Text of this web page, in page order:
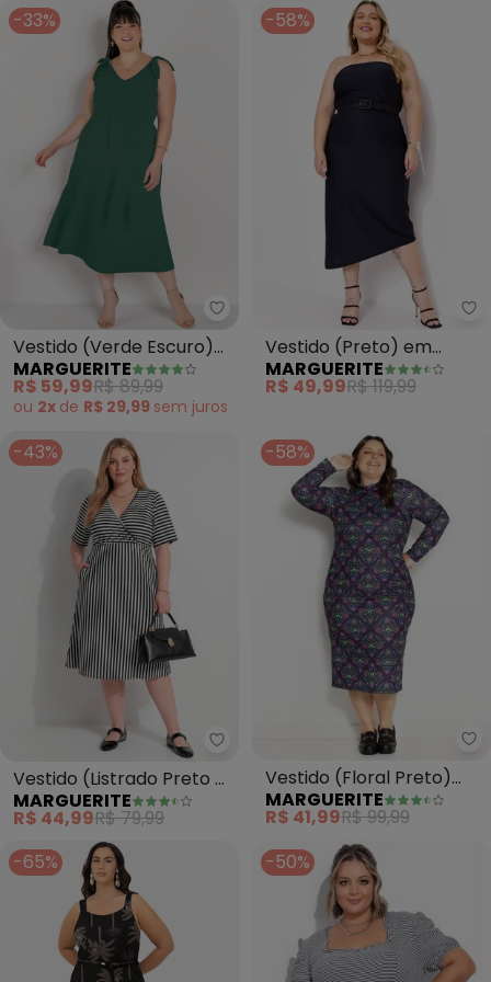
-33%
Marguerite - Vestido (Verde
Vestido (Verde Escuro)
em Malha
MARGUERITE
R$ 59,99R$ 89,99
ou 2x de R$ 29,99 sem juros
-58%
Vestido (Preto) em
Malha Colméia
MARGUERITE
R$ 49,99R$ 119,99
-43%
Marguerite - Vestido (Listrado
Vestido (Listrado Preto e
Branco) em Malha
MARGUERITE
R$ 44,99R$ 79,99
-58%
Vestido (Floral Preto)
com Franzido Plus Size
MARGUERITE
R$ 41,99R$ 99,99
-65%
-50%